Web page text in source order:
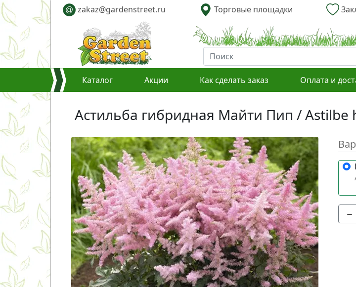
@ zakaz@gardenstreet.ru Торговые площадки
Каталог Акции Как сделать заказ Оплата и
Астильба гибридная Майти Пип / Astilbe